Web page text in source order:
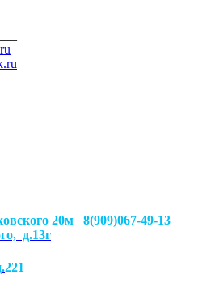
20м 8(909)067-49-13
д.13г
221